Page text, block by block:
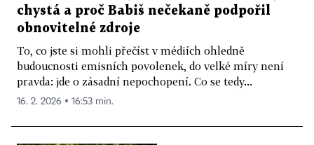
chystá a proč Babiš nečekaně podpořil
obnovitelné zdroje
To, co jste si mohli přečíst v médiích ohledně
budoucnosti emisních povolenek, do velké míry není
pravda: jde o zásadní nepochopení. Co se tedy...
16. 2. 2026 ▪ 16:53 min.